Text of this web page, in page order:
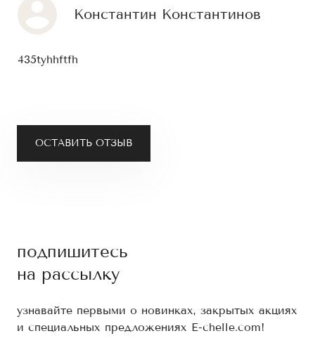
ОСТАВИТЬ ОТЗЫВ
Константин Константинов
435tyhhftfh
подпишитесь
на рассылку
узнавайте первыми о новинках, закрытых акциях
и специальных предложениях E-chelle.com!